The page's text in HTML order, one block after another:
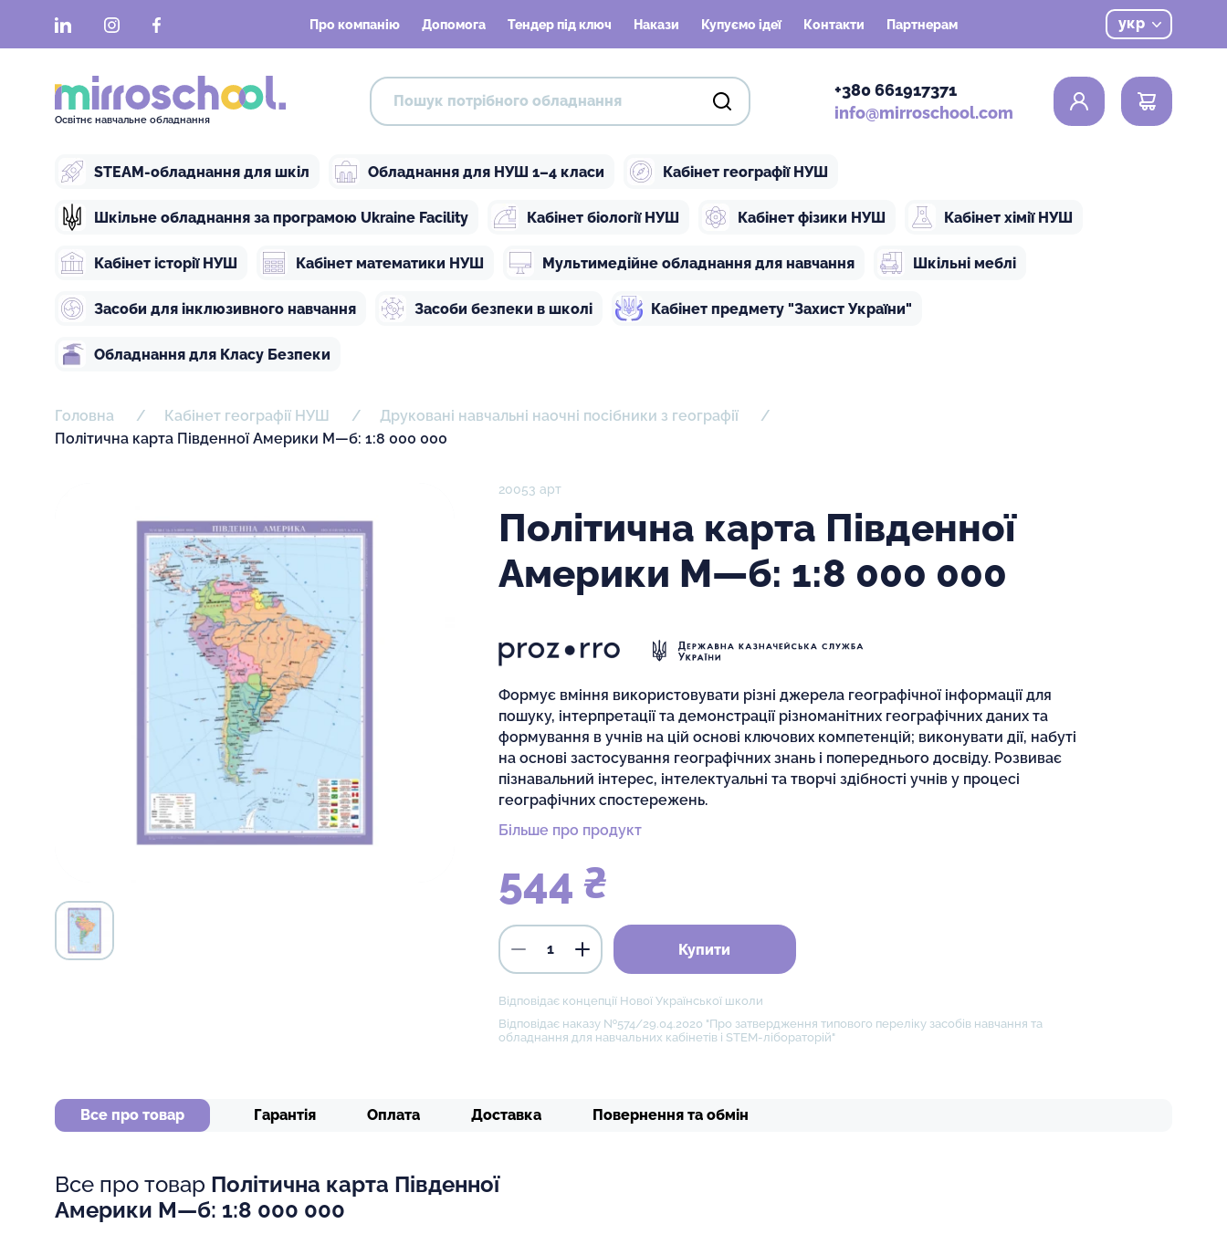
LinkedInInstagramFacebook Про компанію Допомога Тендер під ключ Накази Купуємо ідеї Контакти Партнерам укр
Освітнє навчальне обладнання
+380 661917371
info@mirroschool.com
0
STEAM-обладнання для шкіл Обладнання для НУШ 1–4 класи Кабінет географії НУШ
Шкільне обладнання за програмою Ukraine Facility Кабінет біології НУШ Кабінет фізики НУШ Кабінет хімії НУШ
Кабінет історії НУШ Кабінет математики НУШ Мультимедійне обладнання для навчання Шкільні меблі
Засоби для інклюзивного навчання Засоби безпеки в школі Кабінет предмету "Захист України"
Обладнання для Класу Безпеки
Головна Кабінет географії НУШ
Друковані навчальні наочні посібники з географії
Політична карта Південної Америки М—б: 1:8 000 000
20053 арт
Політична карта Південної
Америки М—б: 1:8 000 000
Формує вміння використовувати різні джерела географічної інформації для
пошуку, інтерпретації та демонстрації різноманітних географічних даних та
формування в учнів на цій основі ключових компетенцій; виконувати дії, набуті
на основі застосування географічних знань і попереднього досвіду. Розвиває
пізнавальний інтерес, інтелектуальні та творчі здібності учнів у процесі
географічних спостережень.
Більше про продукт
544 ₴
Купити
Відповідає концепції Нової Української школи
Відповідає наказу №574/29.04.2020 "Про затвердження типового переліку засобів навчання та
обладнання для навчальних кабінетів і STEM-лібораторій"
Все про товар Гарантія Оплата Доставка Повернення та обмін
Все про товар Політична карта Південної
Америки М—б: 1:8 000 000